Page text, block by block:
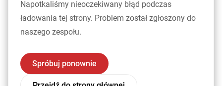
Napotkaliśmy nieoczekiwany błąd podczas
ładowania tej strony. Problem został zgłoszony do
naszego zespołu.
Spróbuj ponownie